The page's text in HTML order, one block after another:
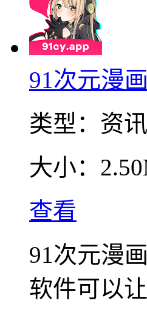
91次元漫
类型： 资
大小：
查看
91次元漫
软件可以